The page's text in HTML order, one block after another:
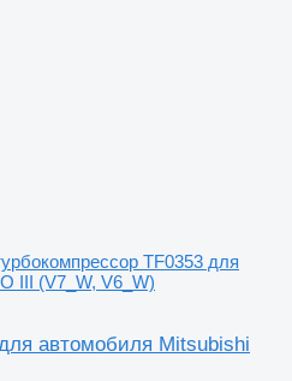
TF0353 для
III (V7_W, V6_W)
автомобиля Mitsubishi